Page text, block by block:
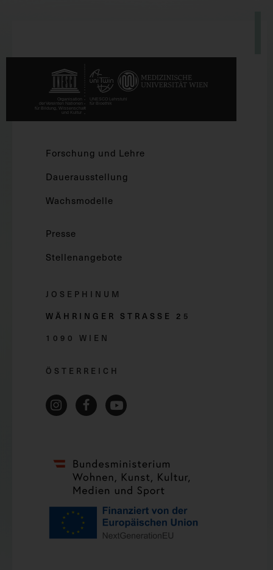
Forschung und Lehre
Dauerausstellung
Wachsmodelle
Presse
Stellenangebote
JOSEPHINUM
WÄHRINGER STRASSE 2 5
1090 WIEN
ÖSTERREICH